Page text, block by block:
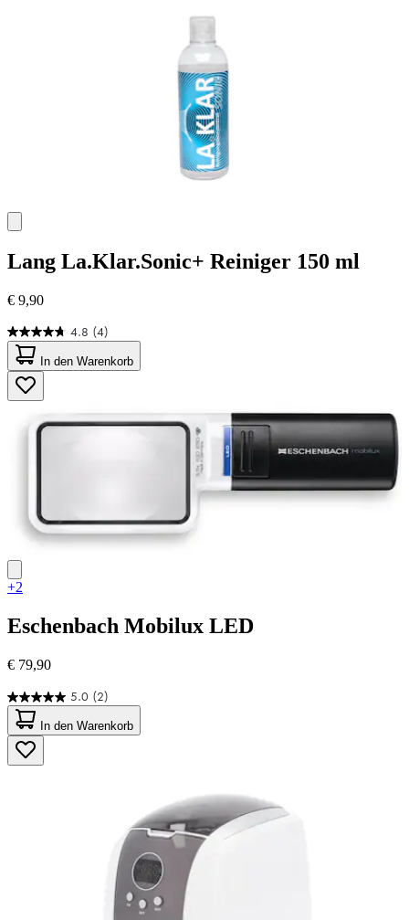
Lang La.Klar.Sonic+ Reiniger 150 ml
€ 9,90
4.8 (4)
4.8
von
5
Sternen.
4
Bewertungen
In den Warenkorb
+2
Eschenbach Mobilux LED
€ 79,90
5.0 (2)
5.0
von
5
Sternen.
2
In den Warenkorb